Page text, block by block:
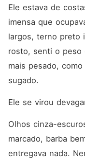
Ele estava de
imensa que
largos, terno preto
rosto, senti o peso
mais pesado,
sugado.
Ele se virou
Olhos cinza-
marcado, barba
entregava nada.